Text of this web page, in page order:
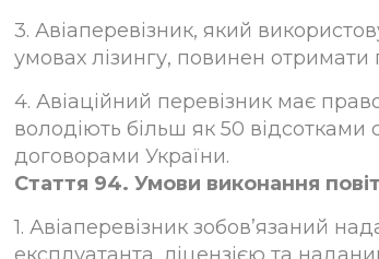
3. Авіаперевізник, який
умовах лізингу, повинен
4. Авіаційний перевізник має
володіють більш як 50
договорами України.
Стаття 94. Умови виконання
1. Авіаперевізник зобов’язаний